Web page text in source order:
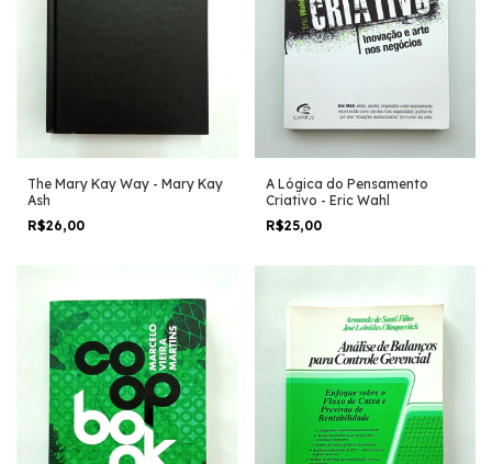
The Mary Kay Way - Mary Kay
Ash
R$26,00
A Lógica do Pensamento
Criativo - Eric Wahl
R$25,00